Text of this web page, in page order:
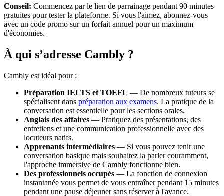
Conseil: Commencez par le lien de parrainage pendant 90 minutes
gratuites pour tester la plateforme. Si vous l'aimez, abonnez-vous
avec un code promo sur un forfait annuel pour un maximum
d'économies.
À qui s’adresse Cambly ?
Cambly est idéal pour :
Préparation IELTS et TOEFL — De nombreux tuteurs se
spécialisent dans préparation aux examens. La pratique de la
conversation est essentielle pour les sections orales.
Anglais des affaires — Pratiquez des présentations, des
entretiens et une communication professionnelle avec des
locuteurs natifs.
Apprenants intermédiaires — Si vous pouvez tenir une
conversation basique mais souhaitez la parler couramment,
l'approche immersive de Cambly fonctionne bien.
Des professionnels occupés — La fonction de connexion
instantanée vous permet de vous entraîner pendant 15 minutes
pendant une pause déjeuner sans réserver à l'avance.